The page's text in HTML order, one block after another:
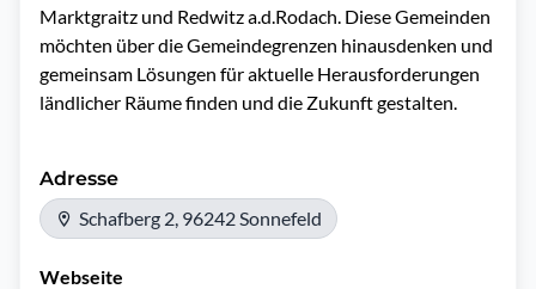
Marktgraitz und Redwitz a.d.Rodach. Diese Gemeinden
möchten über die Gemeindegrenzen hinausdenken und
gemeinsam Lösungen für aktuelle Herausforderungen
ländlicher Räume finden und die Zukunft gestalten.
Adresse
Schafberg 2, 96242 Sonnefeld
Webseite